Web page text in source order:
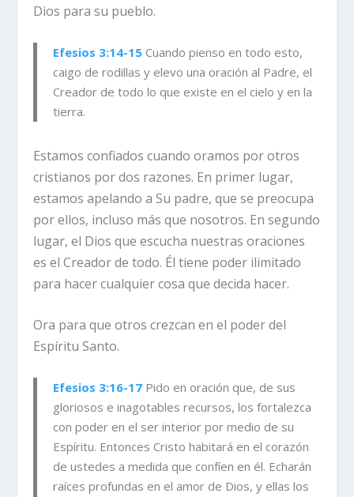
Dios para su pueblo.
Efesios 3:14-15 Cuando pienso en todo esto,
caigo de rodillas y elevo una oración al Padre, el
Creador de todo lo que existe en el cielo y en la
tierra.
Estamos confiados cuando oramos por otros
cristianos por dos razones. En primer lugar,
estamos apelando a Su padre, que se preocupa
por ellos, incluso más que nosotros. En segundo
lugar, el Dios que escucha nuestras oraciones
es el Creador de todo. Él tiene poder ilimitado
para hacer cualquier cosa que decida hacer.
Ora para que otros crezcan en el poder del
Espíritu Santo.
Efesios 3:16-17 Pido en oración que, de sus
gloriosos e inagotables recursos, los fortalezca
con poder en el ser interior por medio de su
Espíritu. Entonces Cristo habitará en el corazón
de ustedes a medida que confíen en él. Echarán
raíces profundas en el amor de Dios, y ellas los